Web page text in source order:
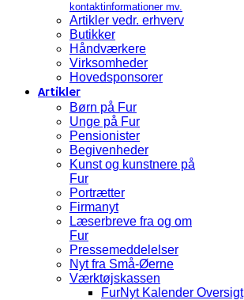
kontaktinformationer mv.
Artikler vedr. erhverv
Butikker
Håndværkere
Virksomheder
Hovedsponsorer
Artikler
Børn på Fur
Unge på Fur
Pensionister
Begivenheder
Kunst og kunstnere på
Fur
Portrætter
Firmanyt
Læserbreve fra og om
Fur
Pressemeddelelser
Nyt fra Små-Øerne
Værktøjskassen
FurNyt Kalender Oversigt